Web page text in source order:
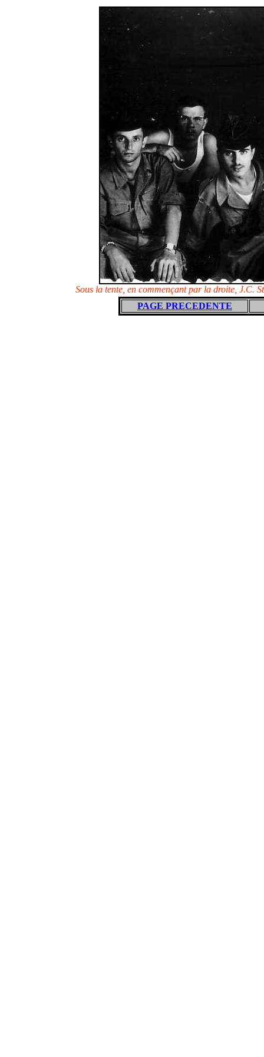
Sous la tente, en commençant par la droite, J.C.
PAGE PRECEDENTE